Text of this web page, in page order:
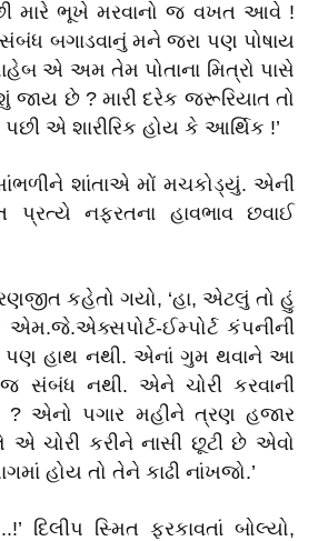
મારે ભૂખે મરવાનો જ વખત આવે !
બગાડવાનું મને જરા પણ પોષાય
એ અમ તેમ પોતાના મિત્રો પાસે
છે ? મારી દરેક જરૂરિયાત તો
એ શારીરિક હોય કે આર્થિક !’
શાંતાએ મોં મચકોડ્યું. એની
પ્રત્યે નફરતના હાવભાવ છવાઈ
રણજીત કહેતો ગયો, ‘હા, એટલું તો હું
ઈમ્પોર્ટ કંપનીની
પણ હાથ નથી. એનાં ગુમ થવાને આ
સંબંધ નથી. એને ચોરી કરવાની
એનો પગાર મહીને ત્રણ હજાર
ચોરી કરીને નાસી છૂટી છે એવો
હોય તો તેને કાઢી નાંખજો.’
દિલીપ સ્મિત ફરકાવતાં બોલ્યો,